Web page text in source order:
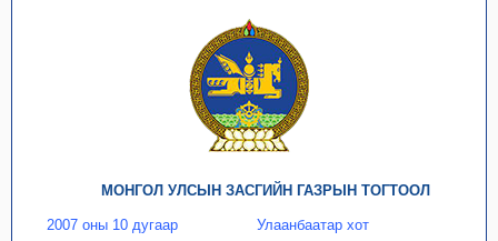
МОНГОЛ УЛСЫН ЗАСГИЙН ГАЗРЫН ТОГТООЛ
2007 оны 10 дугаар
Улаанбаатар хот